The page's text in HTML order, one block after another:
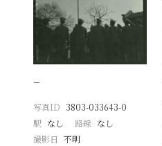
−
写真ID 3803-033643-0
駅 なし 路線 なし
撮影日
不明